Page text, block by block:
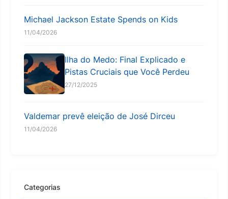
Michael Jackson Estate Spends on Kids
11/04/2026
Ilha do Medo: Final Explicado e
Pistas Cruciais que Você Perdeu
27/12/2025
Valdemar prevê eleição de José Dirceu
11/04/2026
Categorias